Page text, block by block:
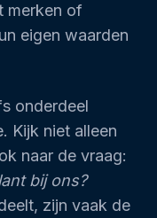
merken of
eigen waarden
onderdeel
Kijk niet alleen
naar de vraag:
bij ons?
zijn vaak de